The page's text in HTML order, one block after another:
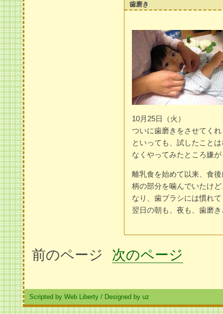
歯磨き
10月25日（火）
ついに歯磨きをさせてく
といっても、試したこと
なくやってみたところ嫌
離乳食を始めて以来、食
柄の部分を噛んでいたけ
なり、歯ブラシには慣れ
翌日の朝も、夜も、歯磨
前のページ 次のページ
Scripted by Web Liberty / Designed by uz